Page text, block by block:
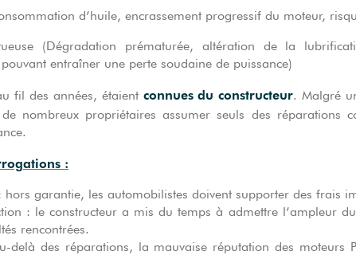
d’huile, encrassement progressif du moteur,
(Dégradation prématurée, altération de la
entraîner une perte soudaine de puissance)
fil des années, étaient connues du constructeur. Malgré
nombreux propriétaires assumer seuls des réparations
:
garantie, les automobilistes doivent supporter des frais
: le constructeur a mis du temps à admettre l’ampleur
rencontrées.
delà des réparations, la mauvaise réputation des moteurs